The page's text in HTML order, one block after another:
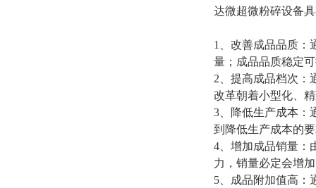
达微超微粉碎设备
1
、改善成品品质
量；成品品质稳定
2 、提高成品档次
改革朝着小型化、
3 、降低生产成本
到降低生产成本的
4 、增加成品销量
力，销量必定会增
5 、成品附加值高